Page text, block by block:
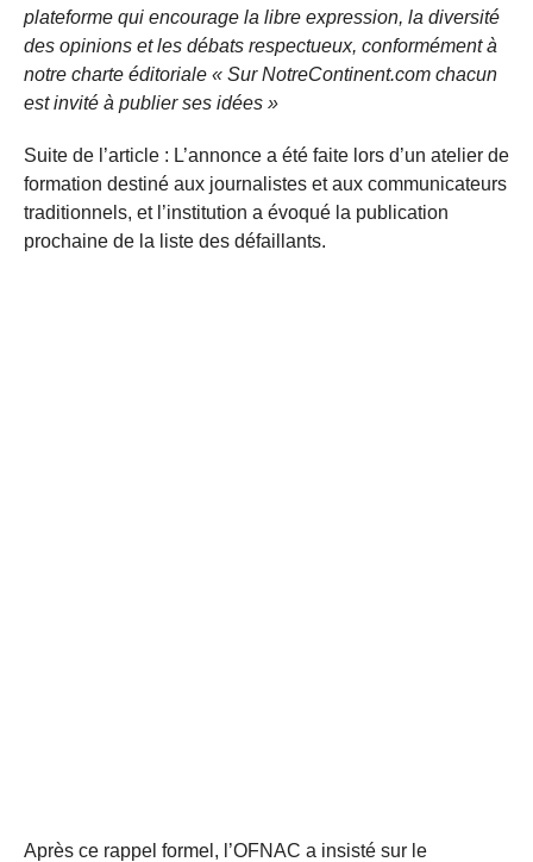
plateforme qui encourage la libre expression, la diversité
des opinions et les débats respectueux, conformément à
notre charte éditoriale « Sur NotreContinent.com chacun
est invité à publier ses idées »
Suite de l’article : L’annonce a été faite lors d’un atelier de
formation destiné aux journalistes et aux communicateurs
traditionnels, et l’institution a évoqué la publication
prochaine de la liste des défaillants.
Après ce rappel formel, l’OFNAC a insisté sur le